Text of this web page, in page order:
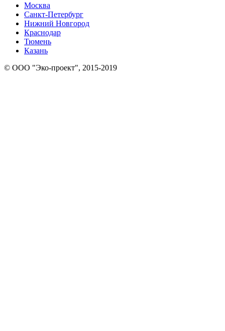
Москва
Санкт-Петербург
Нижний Новгород
Краснодар
Тюмень
Казань
© ООО "Эко-проект", 2015-2019